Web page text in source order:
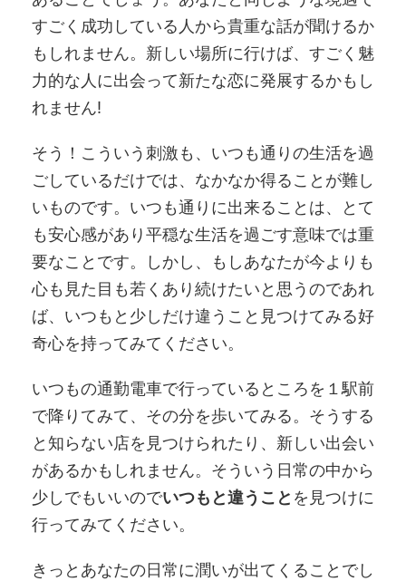
すごく成功している人から貴重な話が聞けるか
もしれません。新しい場所に行けば、すごく魅
力的な人に出会って新たな恋に発展するかもし
れません!
そう！こういう刺激も、いつも通りの生活を過
ごしているだけでは、なかなか得ることが難し
いものです。いつも通りに出来ることは、とて
も安心感があり平穏な生活を過ごす意味では重
要なことです。しかし、もしあなたが今よりも
心も見た目も若くあり続けたいと思うのであれ
ば、いつもと少しだけ違うこと見つけてみる好
奇心を持ってみてください。
いつもの通勤電車で行っているところを１駅前
で降りてみて、その分を歩いてみる。そうする
と知らない店を見つけられたり、新しい出会い
があるかもしれません。そういう日常の中から
少しでもいいのでいつもと違うこと を見つけに
行ってみてください。
きっとあなたの日常に潤いが出てくることでし